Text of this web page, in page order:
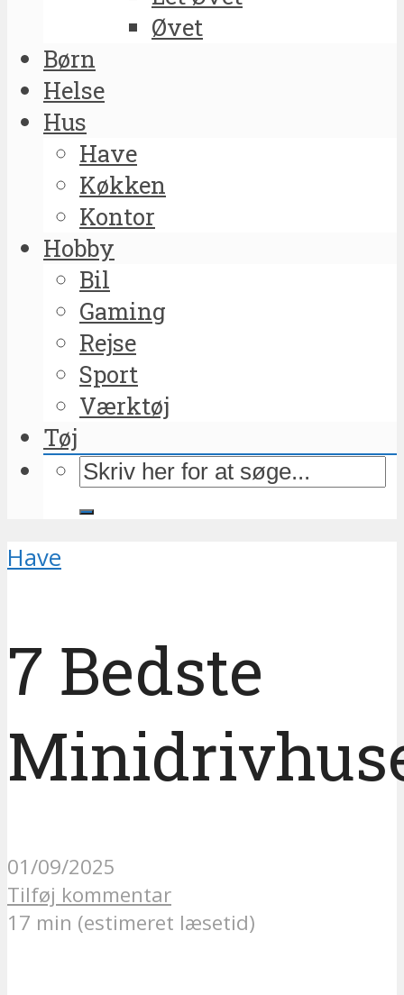
Øvet
Børn
Helse
Hus
Have
Køkken
Kontor
Hobby
Bil
Gaming
Rejse
Sport
Værktøj
Tøj
Have
7 Bedste
01/09/2025
Tilføj kommentar
17 min (estimeret læsetid)